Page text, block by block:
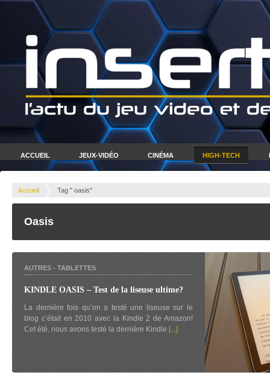
ACCUEIL JEUX-VIDÉO CINÉMA HIGH-TECH
Accueil Tag " oasis"
Oasis
AUTRES - TABLETTES
KINDLE OASIS – Test de la liseuse ultime?
La dernière fois qu’on a testé une liseuse sur le
blog c’était en 2010 avec la Kindle 2 de Amazon!
Cet été, nous avons testé la dernière Kindle [...]